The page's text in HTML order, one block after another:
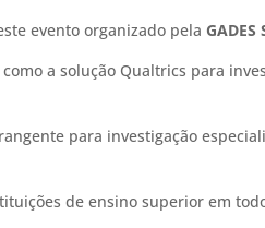
evento organizado pela
a solução Qualtrics para
para investigação
de ensino superior em